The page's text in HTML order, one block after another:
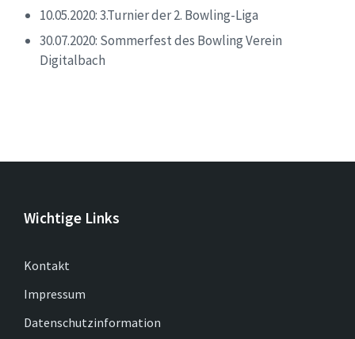
10.05.2020: 3.Turnier der 2. Bowling-Liga
30.07.2020: Sommerfest des Bowling Verein
Digitalbach
Wichtige Links
Kontakt
Impressum
Datenschutzinformation